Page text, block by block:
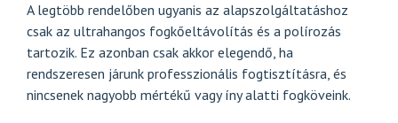
A legtöbb rendelőben ugyanis az alapszolgáltatáshoz
csak az ultrahangos fogkőeltávolítás és a polírozás
tartozik. Ez azonban csak akkor elegendő, ha
rendszeresen járunk professzionális fogtisztításra, és
nincsenek nagyobb mértékű vagy íny alatti fogköveink.